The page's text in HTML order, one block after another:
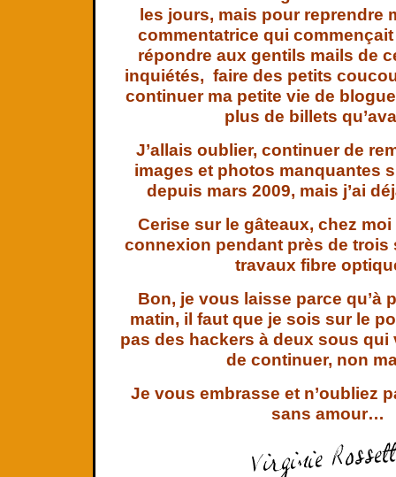
les jours, mais pour reprendre
commentatrice qui commençait
répondre aux gentils mails de
inquiétés, faire des petits
continuer ma petite vie de
plus de billets
J’allais oublier, continuer de
images et photos manquantes
depuis mars 2009, mais j’ai
Cerise sur le gâteaux, chez
connexion pendant près de trois
travaux fibre
Bon, je vous laisse parce qu’à
matin, il faut que je sois sur le
pas des hackers à deux sous qui
de continuer, non
Je vous embrasse et n’oubliez
sans amour…